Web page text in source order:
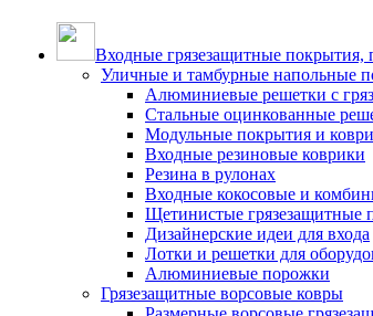
Входные грязезащитные покрытия,
Уличные и тамбурные напольные
Алюминиевые решетки с
Стальные оцинкованные
Модульные покрытия и
Входные резиновые коврики
Резина в рулонах
Входные кокосовые и
Щетинистые грязезащитные
Дизайнерские идеи для входа
Лотки и решетки для
Алюминиевые порожки
Грязезащитные ворсовые ковры